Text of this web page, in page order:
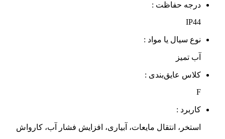
درجه حفاظت :
IP44
نوع سیال یا مواد :
آب تمیز
کلاس عایق‌بندی :
F
کاربرد :
استخر، انتقال مایعات، آبیاری، افزایش فشار آب، کارواش